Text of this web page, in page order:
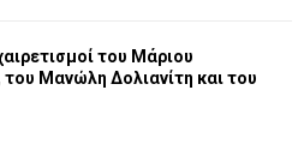
του Μάριου
Μανώλη Δολιανίτη και του